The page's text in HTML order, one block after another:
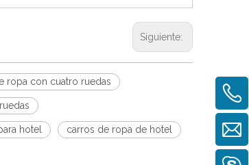
Siguiente:
ropa con cuatro ruedas
hotel carros de ropa de hotel